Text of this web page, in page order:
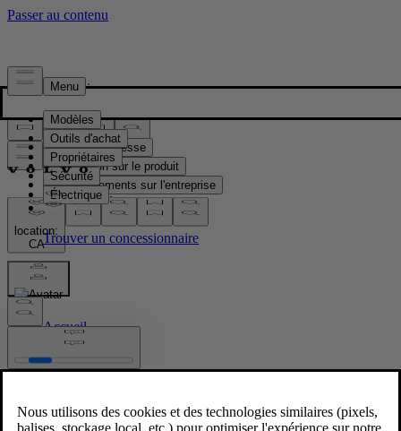
Presse & Médias
Matériel de presse
Information sur le produit
Renseignements sur l'entreprise
Contacts médias
location:
CA
Images
Accueil
/Images